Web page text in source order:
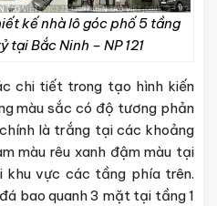
kế nhà lô góc phố 5 tầng
tại Bắc Ninh – NP 121
chi tiết trong tạo hình kiến
màu sắc có độ tương phản
là trắng tại các khoảng
màu rêu xanh đậm màu tại
vực các tầng phía trên.
bao quanh 3 mặt tại tầng 1